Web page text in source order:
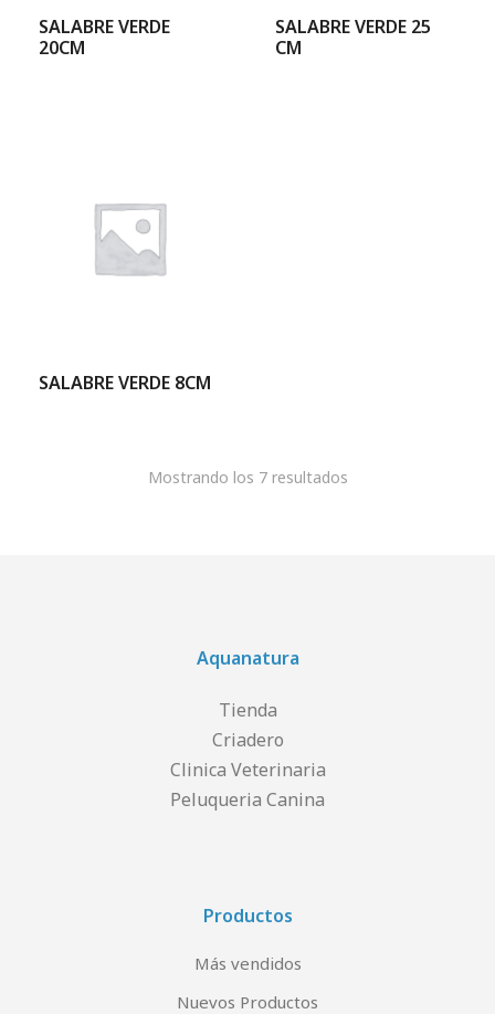
SALABRE VERDE
20CM
SALABRE VERDE 25
CM
SALABRE VERDE 8CM
Mostrando los 7 resultados
Aquanatura
Tienda
Criadero
Clinica Veterinaria
Peluqueria Canina
Productos
Más vendidos
Nuevos Productos